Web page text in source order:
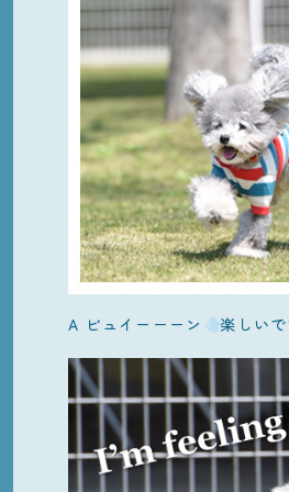
A ビュイーーーン 楽しい